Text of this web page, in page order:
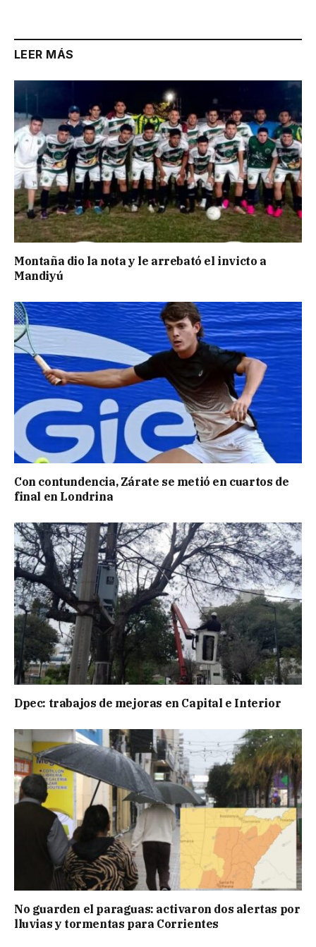
LEER MÁS
Montaña dio la nota y le arrebató el invicto a
Mandiyú
Con contundencia, Zárate se metió en cuartos de
final en Londrina
Dpec: trabajos de mejoras en Capital e Interior
No guarden el paraguas: activaron dos alertas por
lluvias y tormentas para Corrientes